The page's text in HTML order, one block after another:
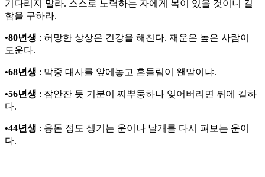
기다리지 말라. 스스로 노력하는 자에게 복이 있을 것이니 길
함을 구하라.
•80년생 : 허망한 상상은 건강을 해친다. 재운은 높은 사람이
도운다.
•68년생 : 막중 대사를 앞에놓고 흔들림이 왠말이냐.
•56년생 : 잠안잔 듯 기분이 찌뿌둥하나 잊어버리면 뒤에 길하
다.
•44년생 : 용돈 정도 생기는 운이나 날개를 다시 펴보는 운이
다.